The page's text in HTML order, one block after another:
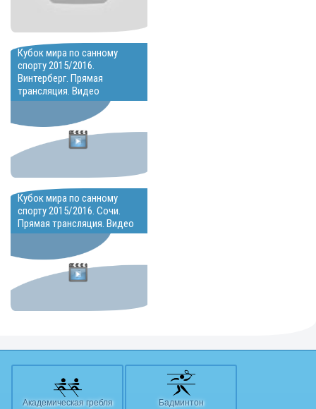
Кубок мира по санному
спорту 2015/2016.
Винтерберг. Прямая
трансляция. Видео
Кубок мира по санному
спорту 2015/2016. Сочи.
Прямая трансляция. Видео
Академическая гребля Бадминтон